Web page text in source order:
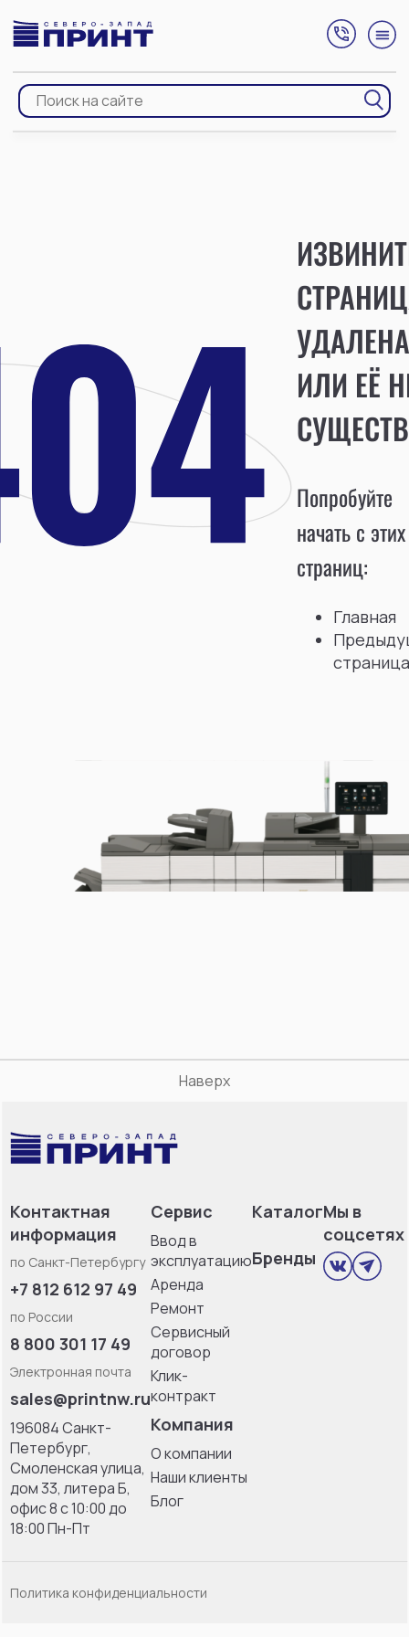
УДАЛЕНА
ИЛИ ЕЁ
Попробуйте
начать с этих
страниц:
Главная
страница
Наверх
Контактная
информация
по Санкт-Петербургу
+7 812 612 97 49
по России
8 800 301 17 49
Электронная почта
sales@printnw.ru
196084 Санкт-
Петербург,
Смоленская улица,
дом 33, литерa Б,
офис 8 с 10:00 до
18:00 Пн-Пт
Сервис
Ввод в
эксплуатацию
Аренда
Ремонт
Сервисный
договор
Клик-
контракт
Компания
О компании
Наши клиенты
Блог
Каталог
Бренды
Мы в
соцсетях
Политика конфиденциальности